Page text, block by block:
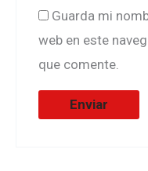
Guarda mi
web en este
que comente.